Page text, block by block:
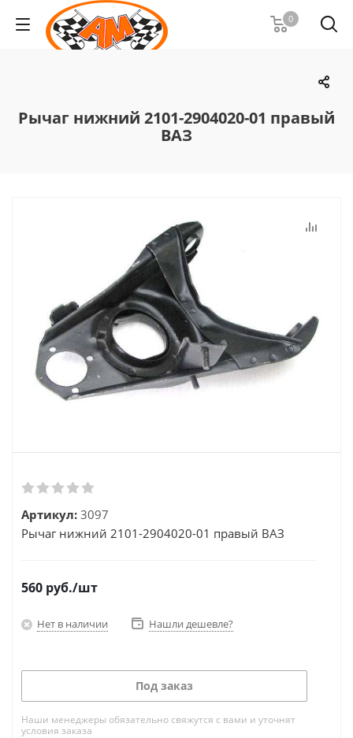
0
Рычаг нижний 2101-2904020-01 правый
ВАЗ
Артикул: 3097
Рычаг нижний 2101-2904020-01 правый ВАЗ
560 руб./шт
Нет в наличии Нашли дешевле?
Под заказ
Наши менеджеры обязательно свяжутся с вами и уточнят
условия заказа